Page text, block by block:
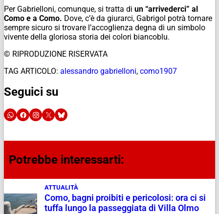
Per Gabrielloni, comunque, si tratta di un “arrivederci” al
Como e a Como. Dove, c’è da giurarci, Gabrigol potrà tornare
sempre sicuro si trovare l’accoglienza degna di un simbolo
vivente della gloriosa storia dei colori biancoblu.
© RIPRODUZIONE RISERVATA
TAG ARTICOLO: alessandro gabrielloni, como1907
Seguici su
Potrebbe interessarti:
ATTUALITÀ
Como, bagni proibiti e pericolosi: ora ci si
tuffa lungo la passeggiata di Villa Olmo